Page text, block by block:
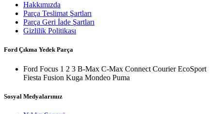
Hakkımızda
Parça Teslimat Şartları
Parça Geri İade Şartları
Gizlilik Politikası
Ford Çıkma Yedek Parça
Ford Focus 1 2 3 B-Max C-Max Connect Courier EcoSport
Fiesta Fusion Kuga Mondeo Puma
Sosyal Medyalarımız